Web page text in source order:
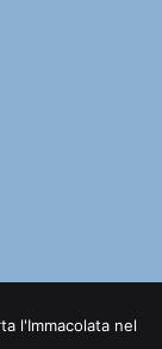
l'Immacolata nel